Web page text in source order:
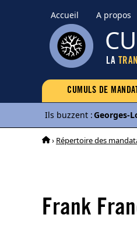
Accueil A propos
LA
CUMULS DE
Ils buzzent :Georges-
› Répertoire des
Frank